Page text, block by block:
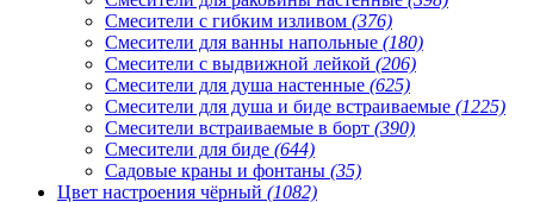
Смесители с гибким изливом (376)
Смесители для ванны напольные (180)
Смесители с выдвижной лейкой (206)
Смесители для душа настенные (625)
Смесители для душа и биде встраиваемые (1225)
Смесители встраиваемые в борт (390)
Смесители для биде (644)
Садовые краны и фонтаны (35)
Цвет настроения чёрный (1082)